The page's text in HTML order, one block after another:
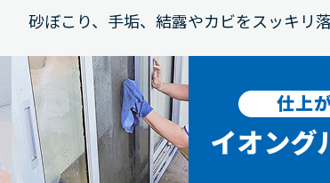
砂ぼこり、手垢、結露やカビをスッキリ